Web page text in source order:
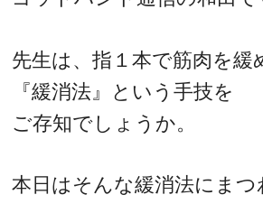
先生は、指１本で筋肉を緩
『緩消法』という手技を
ご存知でしょうか。
本日はそんな緩消法にまつ